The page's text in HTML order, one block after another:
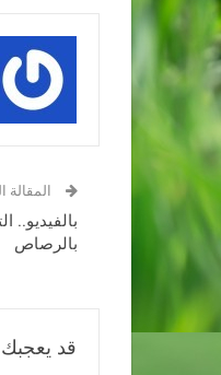
المقالة
بالفيديو..
بالرصاص
قد يعجبك